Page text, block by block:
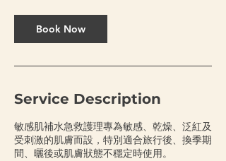
n
Book Now
Service Description
敏感肌補水急救護理專為敏感、乾燥、泛紅及
受刺激的肌膚而設，特別適合旅行後、換季期
間、曬後或肌膚狀態不穩定時使用。